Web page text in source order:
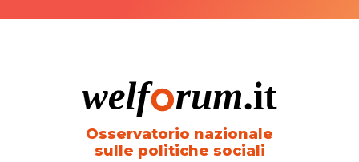
Osservatorio nazionale
sulle politiche sociali